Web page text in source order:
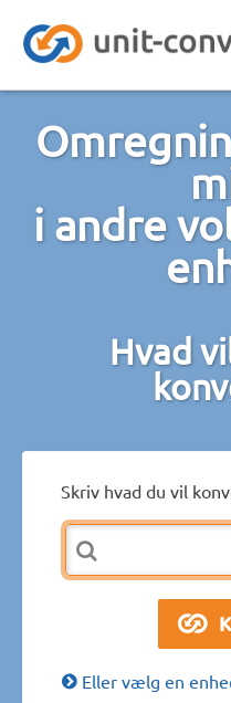
i andre
Hvad
Skriv hvad du vil
Eller vælg en